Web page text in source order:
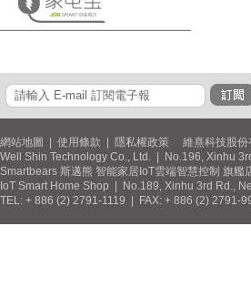
網站地圖 使用條款 隱私權政策 維熹科技股份
Well Shin Technology Co., Ltd. | No.196, Xinhu
Smartbears 斯邁熊 智能家居IoT雲端智慧控制 旗
IoT Smart Home Shop | No.189, Xinhu 3rd Rd.,
TEL: + 886 (2) 2791-1119 | FAX: + 886 (2)